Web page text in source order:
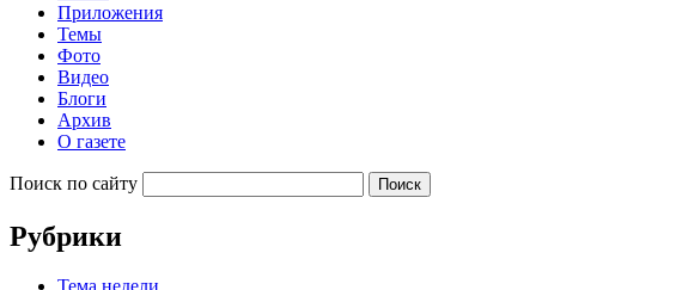
Приложения
Темы
Фото
Видео
Блоги
Архив
О газете
Поиск по сайту
Рубрики